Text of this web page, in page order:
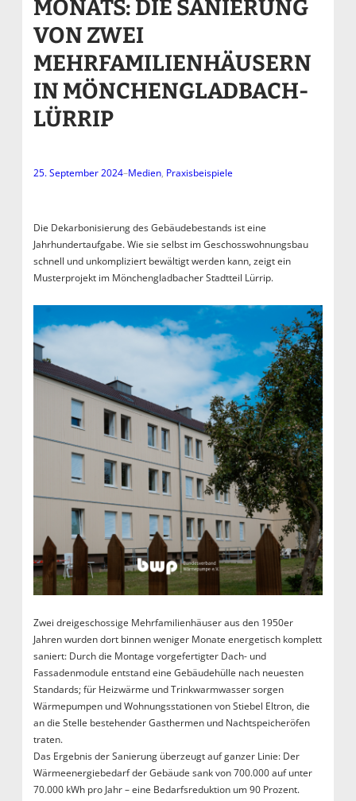
MONATS: DIE SANIERUNG
VON ZWEI
MEHRFAMILIENHÄUSERN
IN MÖNCHENGLADBACH-
LÜRRIP
25. September 2024–Medien, Praxisbeispiele
Die Dekarbonisierung des Gebäudebestands ist eine
Jahrhundertaufgabe. Wie sie selbst im Geschosswohnungsbau
schnell und unkompliziert bewältigt werden kann, zeigt ein
Musterprojekt im Mönchengladbacher Stadtteil Lürrip.
Zwei dreigeschossige Mehrfamilienhäuser aus den 1950er
Jahren wurden dort binnen weniger Monate energetisch komplett
saniert: Durch die Montage vorgefertigter Dach- und
Fassadenmodule entstand eine Gebäudehülle nach neuesten
Standards; für Heizwärme und Trinkwarmwasser sorgen
Wärmepumpen und Wohnungsstationen von Stiebel Eltron, die
an die Stelle bestehender Gasthermen und Nachtspeicheröfen
traten.
Das Ergebnis der Sanierung überzeugt auf ganzer Linie: Der
Wärmeenergiebedarf der Gebäude sank von 700.000 auf unter
70.000 kWh pro Jahr – eine Bedarfsreduktion um 90 Prozent.